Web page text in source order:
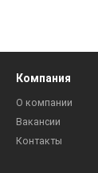
Компания
О компании
Вакансии
Контакты